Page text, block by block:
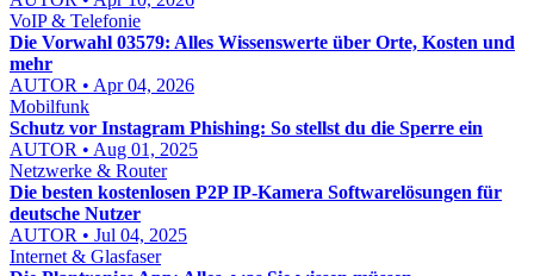
VoIP & Telefonie
Die Vorwahl 03579: Alles Wissenswerte über Orte, Kosten und
mehr
AUTOR • Apr 04, 2026
Mobilfunk
Schutz vor Instagram Phishing: So stellst du die Sperre ein
AUTOR • Aug 01, 2025
Netzwerke & Router
Die besten kostenlosen P2P IP-Kamera Softwarelösungen für
deutsche Nutzer
AUTOR • Jul 04, 2025
Internet & Glasfaser